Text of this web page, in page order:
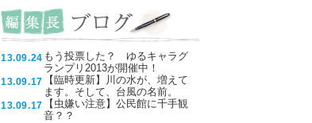
13.09.24 もう投票した？ ゆるキャラグ
ランプリ2013が開催中！
13.09.17
【臨時更新】川の水が、増えて
ます。そして、台風の名前。
13.09.17
【虫嫌い注意】公民館に千手観
音？？